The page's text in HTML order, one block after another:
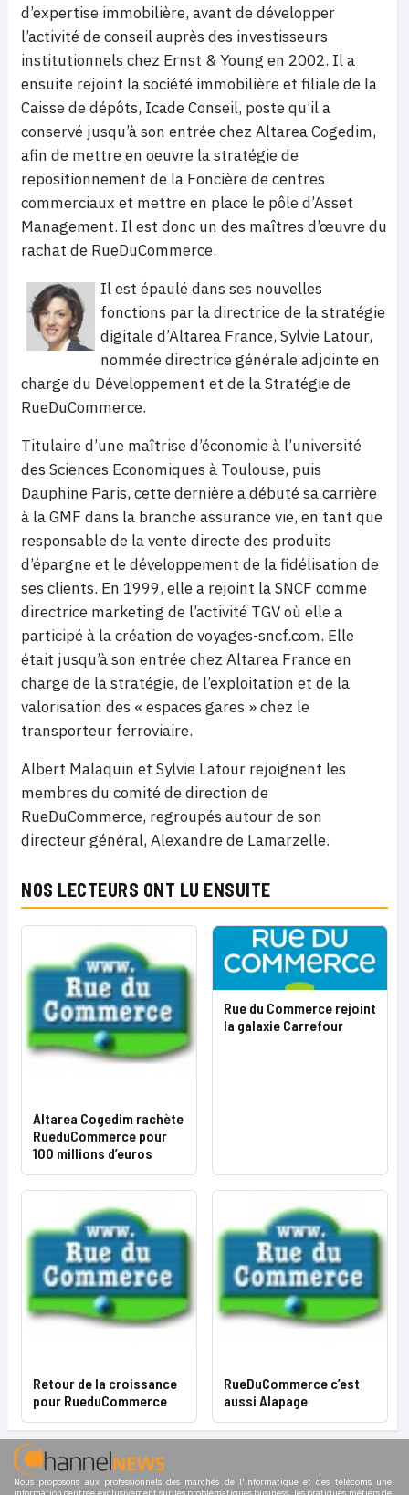
d’expertise immobilière, avant de développer
l’activité de conseil auprès des investisseurs
institutionnels chez Ernst & Young en 2002. Il a
ensuite rejoint la société immobilière et filiale de la
Caisse de dépôts, Icade Conseil, poste qu’il a
conservé jusqu’à son entrée chez Altarea Cogedim,
afin de mettre en oeuvre la stratégie de
repositionnement de la Foncière de centres
commerciaux et mettre en place le pôle d’Asset
Management. Il est donc un des maîtres d’œuvre du
rachat de RueDuCommerce.
Il est épaulé dans ses nouvelles
fonctions par la directrice de la stratégie
digitale d’Altarea France, Sylvie Latour,
nommée directrice générale adjointe en
charge du Développement et de la Stratégie de
RueDuCommerce.
Titulaire d’une maîtrise d’économie à l’université
des Sciences Economiques à Toulouse, puis
Dauphine Paris, cette dernière a débuté sa carrière
à la GMF dans la branche assurance vie, en tant que
responsable de la vente directe des produits
d’épargne et le développement de la fidélisation de
ses clients. En 1999, elle a rejoint la SNCF comme
directrice marketing de l’activité TGV où elle a
participé à la création de voyages-sncf.com. Elle
était jusqu’à son entrée chez Altarea France en
charge de la stratégie, de l’exploitation et de la
valorisation des « espaces gares » chez le
transporteur ferroviaire.
Albert Malaquin et Sylvie Latour rejoignent les
membres du comité de direction de
RueDuCommerce, regroupés autour de son
directeur général, Alexandre de Lamarzelle.
NOS LECTEURS ONT LU ENSUITE
Altarea Cogedim rachète
RueduCommerce pour
100 millions d’euros
Rue du Commerce rejoint
la galaxie Carrefour
Retour de la croissance
pour RueduCommerce
RueDuCommerce c’est
aussi Alapage
Nous proposons aux professionnels des marchés de l'informatique et des télécoms une